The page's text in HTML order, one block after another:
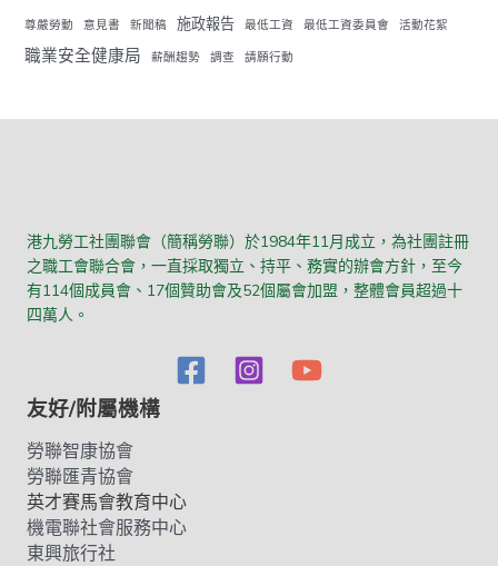
尊嚴勞動 意見書 新聞稿 施政報告 最低工資 最低工資委員會 活動花絮
職業安全健康局 薪酬趨勢 調查 請願行動
港九勞工社團聯會（簡稱勞聯）於1984年11月成立，為社團註冊
之職工會聯合會，一直採取獨立、持平、務實的辦會方針，至今
有114個成員會、17個贊助會及52個屬會加盟，整體會員超過十
四萬人。
友好/附屬機構
勞聯智康協會
勞聯匯青協會
英才賽馬會教育中心
機電聯社會服務中心
東興旅行社